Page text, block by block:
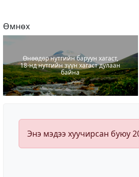
Өмнөх
Өнөөдөр нутгийн баруун хагаст,
18-нд нутгийн зүүн хагаст дулаан
байна
Энэ мэдээ хуучирсан буюу